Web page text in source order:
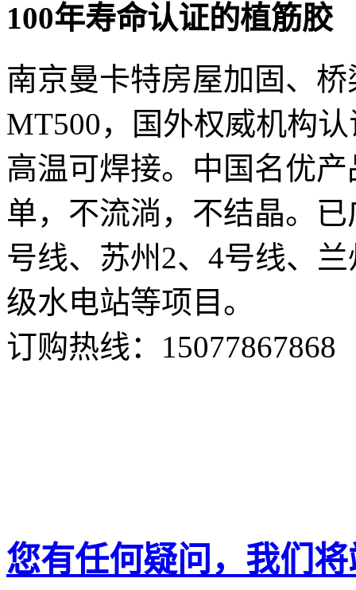
100年寿命认证的植筋胶
南京曼卡特房屋加固、
MT500，国外权威机构
高温可焊接。中国名优
单，不流淌，不结晶。
号线、苏州2、4号线、
级水电站等项目。
订购热线： 15077867868
您有任何疑问，我们